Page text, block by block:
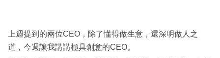
閱
專
上週提到的兩位CEO，除了懂得做生意，還深明做人之
道，今週讓我講講極具創意的CEO。